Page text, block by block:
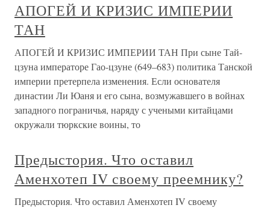
АПОГЕЙ И КРИЗИС ИМПЕРИИ
ТАН
АПОГЕЙ И КРИЗИС ИМПЕРИИ ТАН При сыне Тай-
цзуна императоре Гао-цзуне (649–683) политика Танской
империи претерпела изменения. Если основателя
династии Ли Юаня и его сына, возмужавшего в войнах
западного пограничья, наряду с учеными китайцами
окружали тюркские воины, то
Предыстория. Что оставил
Аменхотеп IV своему преемнику?
Предыстория. Что оставил Аменхотеп IV своему